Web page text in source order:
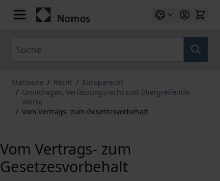
Zum Inhalt springen
Startseite / Recht / Europarecht
/ Grundlagen, Verfassungsrecht und übergreifende
Werke
/ Vom Vertrags- zum Gesetzesvorbehalt
Vom Vertrags- zum
Gesetzesvorbehalt